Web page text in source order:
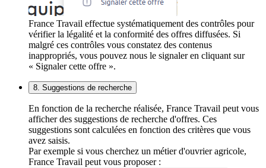
France Travail effectue systématiquement des contrôles pour
vérifier la légalité et la conformité des offres diffusées. Si
malgré ces contrôles vous constatez des contenus
inappropriés, vous pouvez nous le signaler en cliquant sur
« Signaler cette offre ».
8. Suggestions de recherche
En fonction de la recherche réalisée, France Travail peut vous
afficher des suggestions de recherche d'offres. Ces
suggestions sont calculées en fonction des critères que vous
avez saisis.
Par exemple si vous cherchez un métier d'ouvrier agricole,
France Travail peut vous proposer :